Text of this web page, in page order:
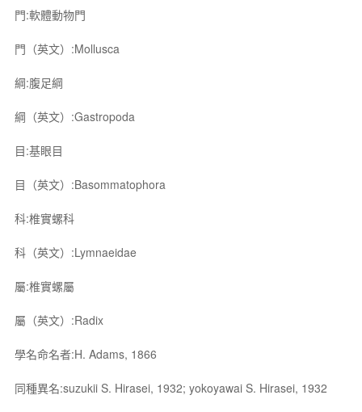
門:軟體動物門
門（英文）:Mollusca
綱:腹足綱
綱（英文）:Gastropoda
目:基眼目
目（英文）:Basommatophora
科:椎實螺科
科（英文）:Lymnaeidae
屬:椎實螺屬
屬（英文）:Radix
學名命名者:H. Adams, 1866
同種異名:suzukii S. Hirasei, 1932; yokoyawai S. Hirasei, 1932